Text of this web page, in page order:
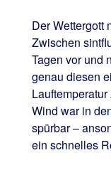
Der Wettergott
Zwischen
Tagen vor und
genau diesen
Wind war in
spürbar –
ein schnelles